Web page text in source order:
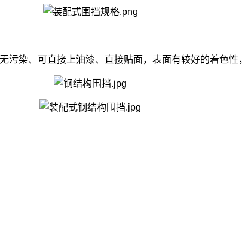
、可直接上油漆、直接贴面，表面有较好的着色性，